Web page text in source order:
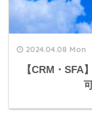
2024.04.08 Mon
【CRM・SFA